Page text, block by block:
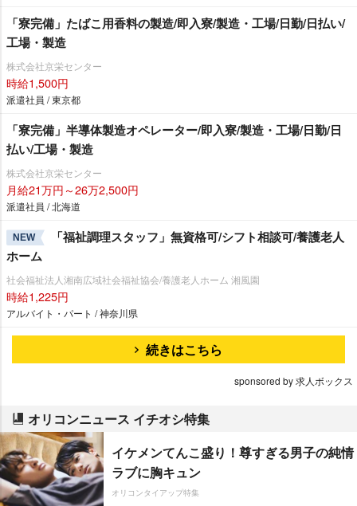
「寮完備」たばこ用香料の製造/即入寮/製造・工場/日勤/日払い/
工場・製造
株式会社京栄センター
時給1,500円
派遣社員 / 東京都
「寮完備」半導体製造オペレーター/即入寮/製造・工場/日勤/日
払い/工場・製造
株式会社京栄センター
月給21万円～26万2,500円
派遣社員 / 北海道
NEW
「福祉調理スタッフ」無資格可/シフト相談可/養護老人
ホーム
社会福祉法人湘南広域社会福祉協会/養護老人ホーム 湘風園
時給1,225円
アルバイト・パート / 神奈川県
続きはこちら
sponsored by 求人ボックス
オリコンニュース イチオシ特集
イケメンてんこ盛り！尊すぎる男子の純情
ラブに胸キュン
オリコンタイアップ特集